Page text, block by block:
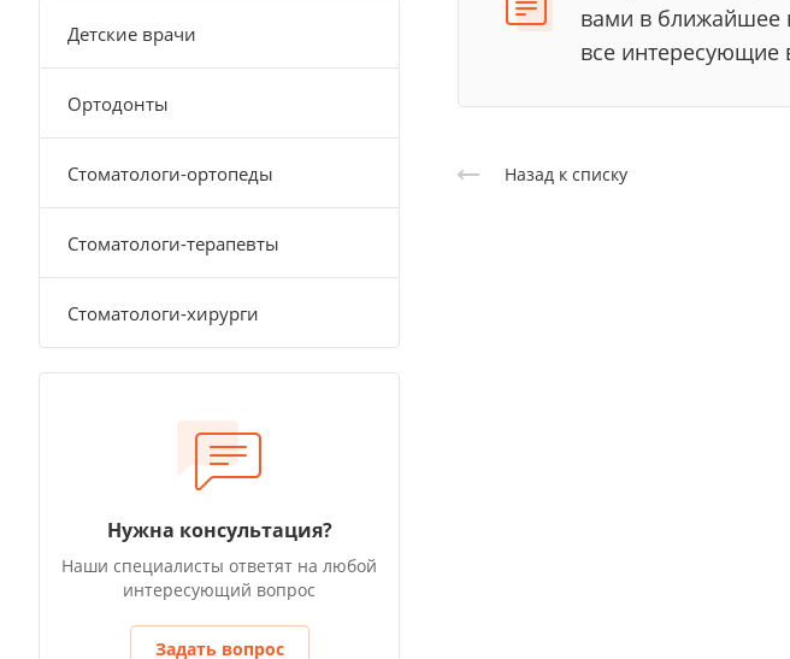
вами в ближайшее
все интересующие
Назад к списку
Детские врачи
Ортодонты
Стоматологи-ортопеды
Стоматологи-терапевты
Стоматологи-хирурги
Нужна консультация?
Наши специалисты ответят на любой
интересующий вопрос
Задать вопрос